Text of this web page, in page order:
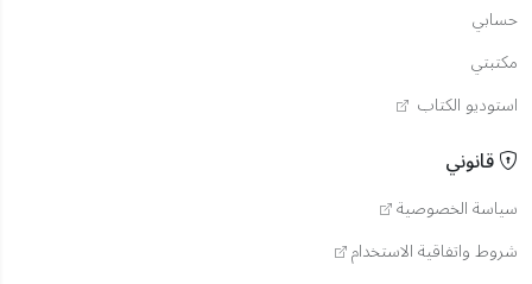
حسابي
مكتبتي
استوديو الكتاب
قانوني
سياسة الخصوصية
شروط واتفاقية الاستخدام